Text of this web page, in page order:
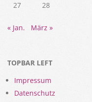
27
28
« Jan. März »
TOPBAR LEFT
Impressum
Datenschutz